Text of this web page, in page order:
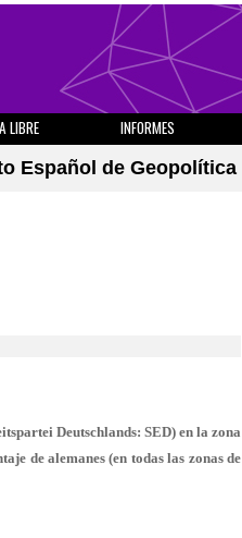
LIBRE INFORMES
Español de Geopolítica
Deutschlands: SED) en la zona
de alemanes (en todas las zonas de